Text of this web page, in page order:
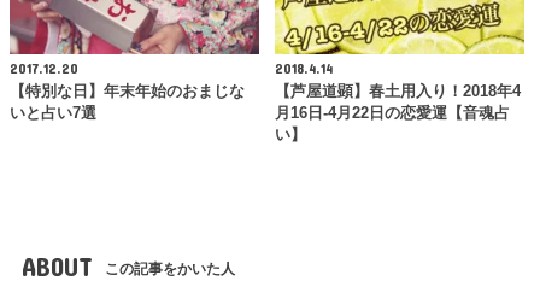
2017.12.20
【特別な日】年末年始のおまじな
いと占い7選
2018.4.14
【芦屋道顕】春土用入り！2018年4
月16日-4月22日の恋愛運【音魂占
い】
ABOUT この記事をかいた人